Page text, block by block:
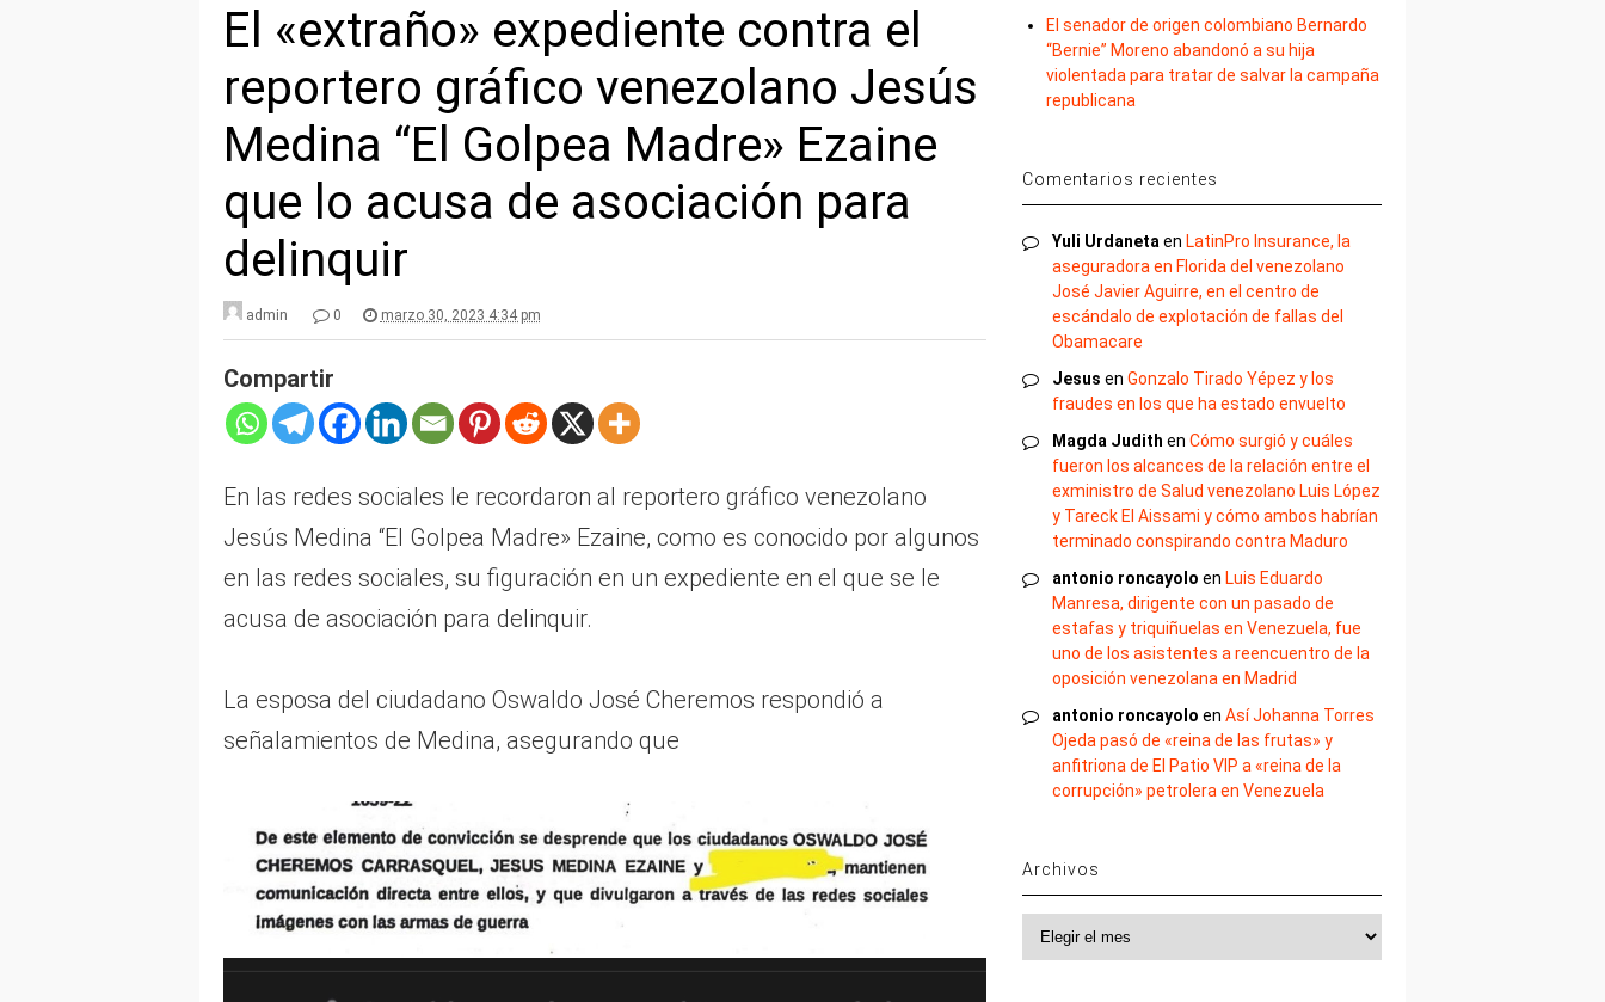
El «extraño» expediente contra el
reportero gráfico venezolano Jesús
Medina “El Golpea Madre» Ezaine
que lo acusa de asociación para
delinquir
admin 0 marzo 30, 2023 4:34 pm
Compartir
En las redes sociales le recordaron al reportero gráfico venezolano
Jesús Medina “El Golpea Madre» Ezaine, como es conocido por algunos
en las redes sociales, su figuración en un expediente en el que se le
acusa de asociación para delinquir.
La esposa del ciudadano Oswaldo José Cheremos respondió a
señalamientos de Medina, asegurando que
El senador de origen colombiano Bernardo
“Bernie” Moreno abandonó a su hija
violentada para tratar de salvar la campaña
republicana
Comentarios recientes
Yuli Urdaneta en LatinPro Insurance, la
aseguradora en Florida del venezolano
José Javier Aguirre, en el centro de
escándalo de explotación de fallas del
Obamacare
Jesus enGonzalo Tirado Yépez y los
fraudes en los que ha estado envuelto
Magda Judith enCómo surgió y cuáles
fueron los alcances de la relación entre el
exministro de Salud venezolano Luis López
y Tareck El Aissami y cómo ambos habrían
terminado conspirando contra Maduro
antonio roncayolo en Luis Eduardo
Manresa, dirigente con un pasado de
estafas y triquiñuelas en Venezuela, fue
uno de los asistentes a reencuentro de la
oposición venezolana en Madrid
antonio roncayolo enAsí Johanna Torres
Ojeda pasó de «reina de las frutas» y
anfitriona de El Patio VIP a «reina de la
corrupción» petrolera en Venezuela
Archivos